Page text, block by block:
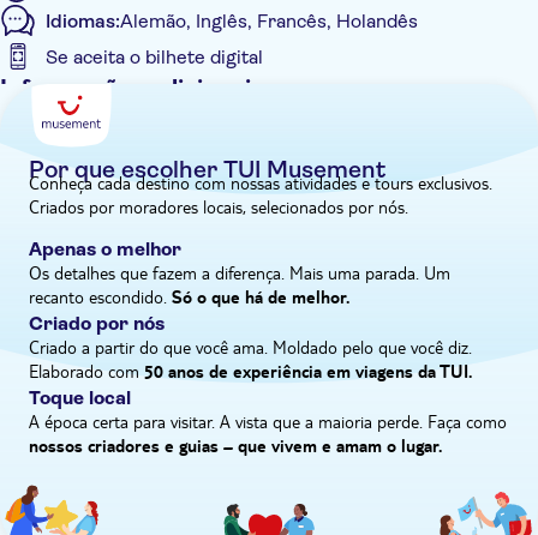
Monica, com 11 km de extensão. Sua areia branca como açúcar
contrasta com as águas azuis fluorescentes como uma imagem
de um cartão postal. Se você é um aventureiro, pode até tentar
fazer sandboard.
Idiomas:Alemão, Inglês, Francês, Holandês
Se aceita o bilhete digital
Informações adicionais
Tour guiado
Confirmação instantânea
Voucher eletrônico
Por que escolher TUI Musement
Conheça cada destino com nossas atividades e tours exclusivos.
Criados por moradores locais, selecionados por nós.
Apenas o melhor
Os detalhes que fazem a diferença. Mais uma parada. Um
recanto escondido. Só o que há de melhor.
Criado por nós
Criado a partir do que você ama. Moldado pelo que você diz.
Elaborado com 50 anos de experiência em viagens da TUI.
Toque local
A época certa para visitar. A vista que a maioria perde. Faça como
nossos criadores e guias – que vivem e amam o lugar.